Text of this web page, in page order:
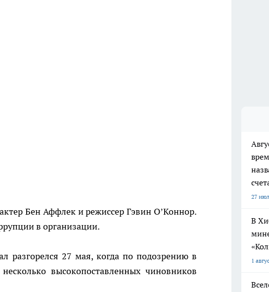
Бен Аффлек и режиссер Гэвин О’Коннор.
в организации.
разгорелся 27 мая, когда по подозрению в
высокопоставленных чиновников
27
В
1